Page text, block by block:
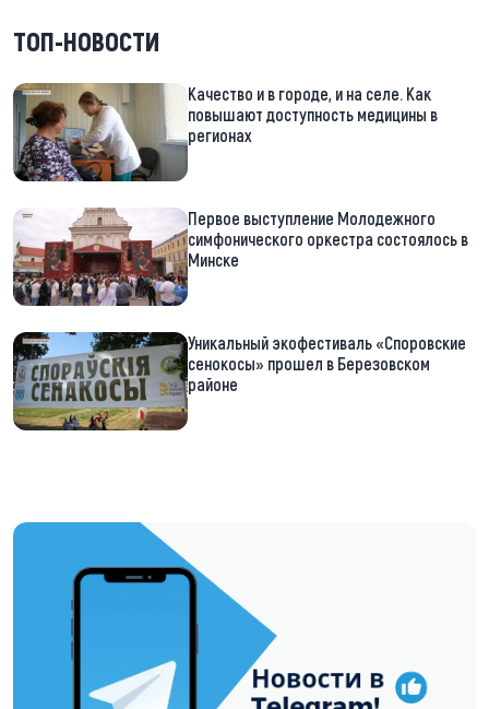
ТОП-НОВОСТИ
Качество и в городе, и на селе. Как
повышают доступность медицины в
регионах
Первое выступление Молодежного
симфонического оркестра состоялось в
Минске
Уникальный экофестиваль «Споровские
сенокосы» прошел в Березовском
районе
https://t.me/minskctvby